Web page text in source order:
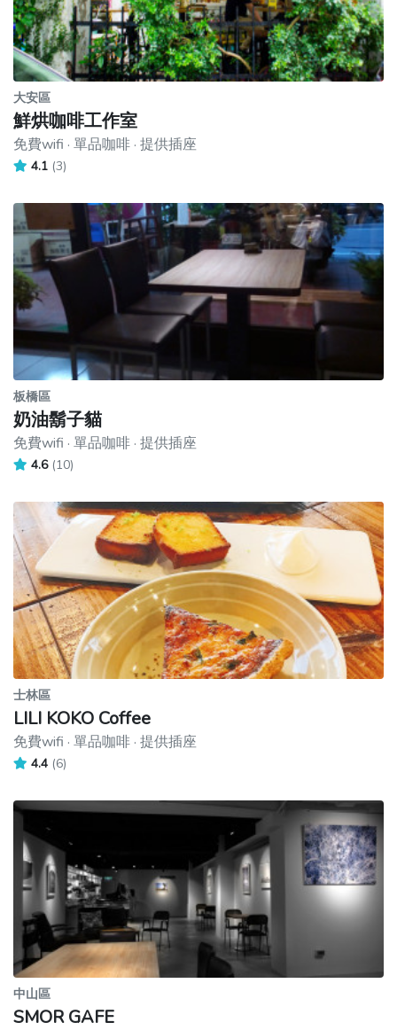
大安區
鮮烘咖啡工作室
免費wifi · 單品咖啡 · 提供插座
4.1 (3)
板橋區
奶油鬍子貓
免費wifi · 單品咖啡 · 提供插座
4.6 (10)
士林區
LILI KOKO Coffee
免費wifi · 單品咖啡 · 提供插座
4.4 (6)
中山區
SMOR GAFE